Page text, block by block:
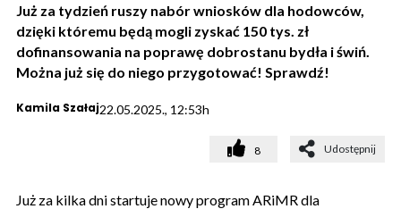
Już za tydzień ruszy nabór wniosków dla hodowców,
dzięki któremu będą mogli zyskać 150 tys. zł
dofinansowania na poprawę dobrostanu bydła i świń.
Można już się do niego przygotować! Sprawdź!
Kamila Szałaj22.05.2025., 12:53h
8 Udostępnij
Już za kilka dni startuje nowy program ARiMR dla